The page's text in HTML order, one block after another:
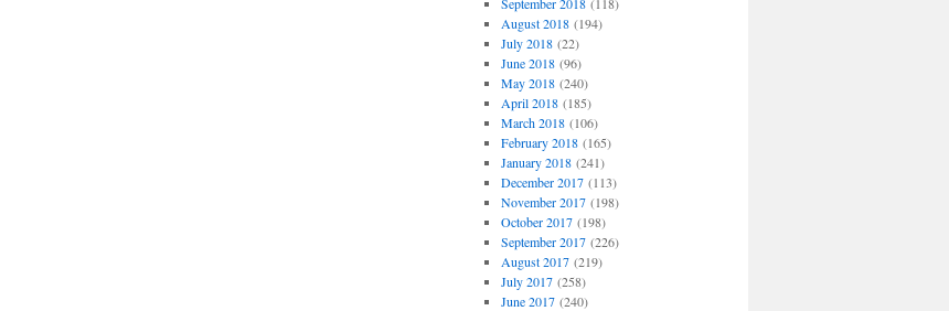
August 2018(194)
July 2018(22)
June 2018(96)
May 2018(240)
April 2018(185)
March 2018(106)
February 2018(165)
January 2018(241)
December 2017(113)
November 2017(198)
October 2017(198)
September 2017(226)
August 2017(219)
July 2017(258)
June 2017(240)